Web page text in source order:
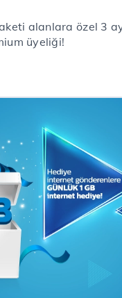
alanlara özel 3
üyeliği!